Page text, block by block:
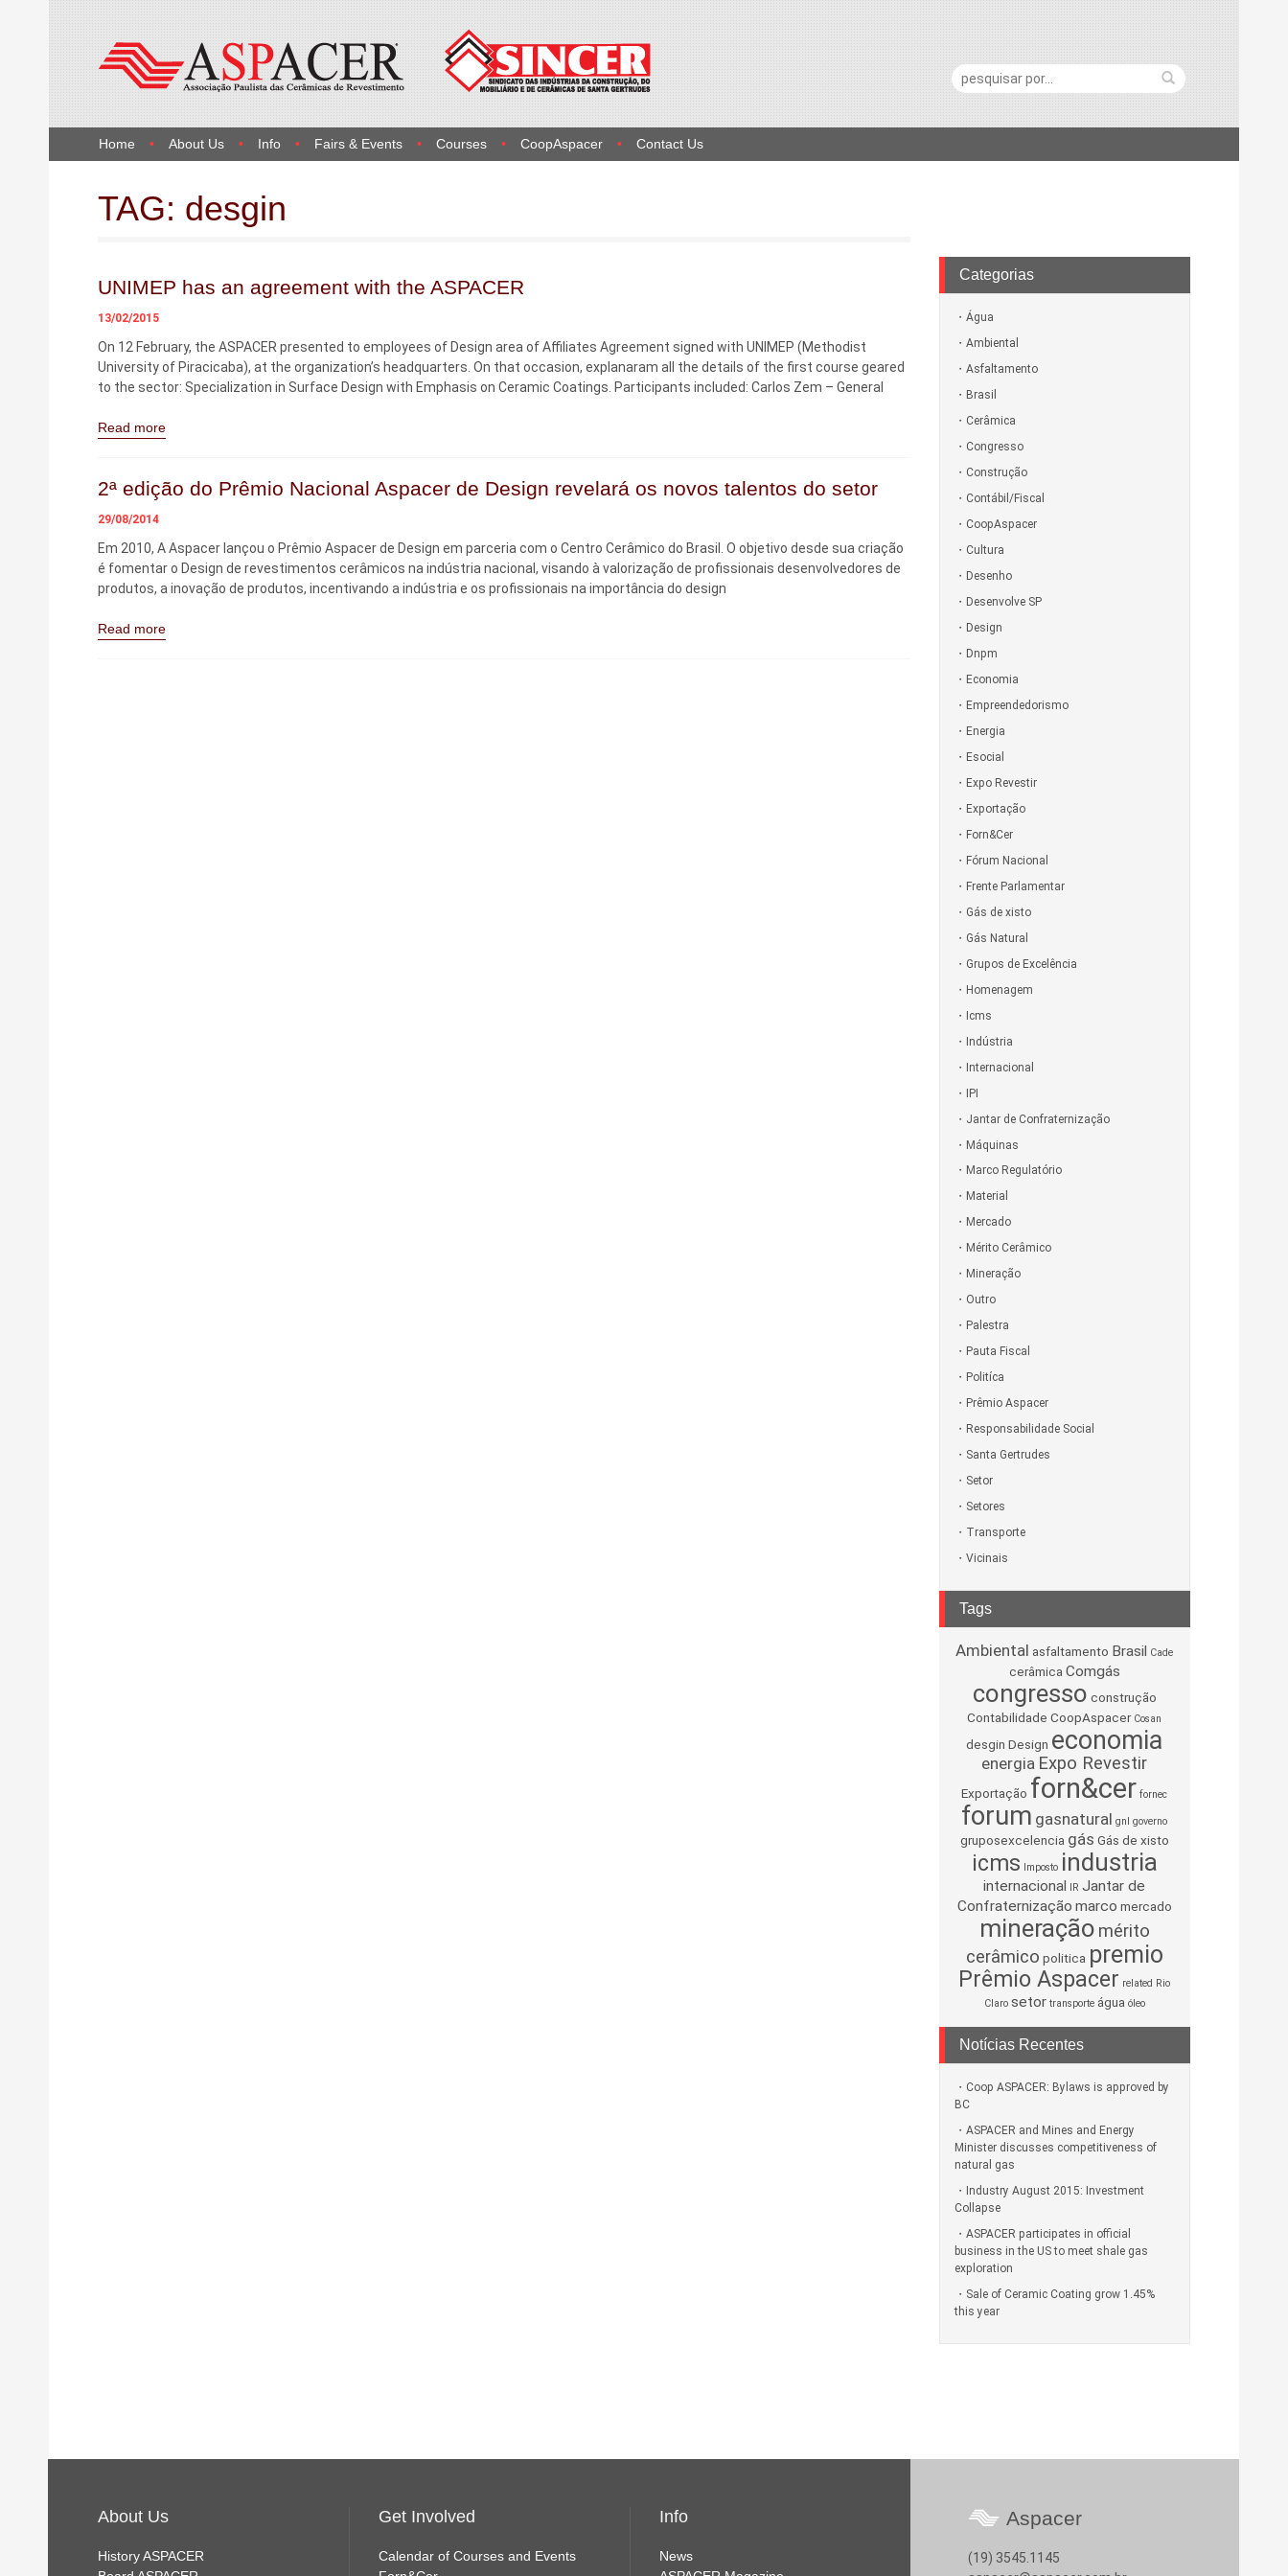
Home About Us Info Fairs & Events Courses CoopAspacer Contact Us
Pesquisa:
TAG: desgin
UNIMEP has an agreement with the ASPACER
13/02/2015
On 12 February, the ASPACER presented to employees of Design area of ​​Affiliates Agreement signed with UNIMEP (Methodist
University of Piracicaba), at the organization’s headquarters. On that occasion, explanaram all the details of the first course geared
to the sector: Specialization in Surface Design with Emphasis on Ceramic Coatings. Participants included: Carlos Zem – General
Read more
2ª edição do Prêmio Nacional Aspacer de Design revelará os novos talentos do setor
29/08/2014
Em 2010, A Aspacer lançou o Prêmio Aspacer de Design em parceria com o Centro Cerâmico do Brasil. O objetivo desde sua criação
é fomentar o Design de revestimentos cerâmicos na indústria nacional, visando à valorização de profissionais desenvolvedores de
produtos, a inovação de produtos, incentivando a indústria e os profissionais na importância do design
Read more
Categorias
Água
Ambiental
Asfaltamento
Brasil
Cerâmica
Congresso
Construção
Contábil/Fiscal
CoopAspacer
Cultura
Desenho
Desenvolve SP
Design
Dnpm
Economia
Empreendedorismo
Energia
Esocial
Expo Revestir
Exportação
Forn&Cer
Fórum Nacional
Frente Parlamentar
Gás de xisto
Gás Natural
Grupos de Excelência
Homenagem
Icms
Indústria
Internacional
IPI
Jantar de Confraternização
Máquinas
Marco Regulatório
Material
Mercado
Mérito Cerâmico
Mineração
Outro
Palestra
Pauta Fiscal
Politíca
Prêmio Aspacer
Responsabilidade Social
Santa Gertrudes
Setor
Setores
Transporte
Vicinais
Tags
Ambiental asfaltamento Brasil Cade
cerâmica Comgás
congresso construção
Contabilidade CoopAspacer Cosan
desgin Design economia
energia Expo Revestir
Exportação forn&cer fornec
forum gasnatural gnl governo
gruposexcelencia gás Gás de xisto
icms Imposto industria
internacional IR Jantar de
Confraternização marco mercado
mineração mérito
cerâmico politica premio
Prêmio Aspacer related Rio
Claro setor transporte água óleo
Notícias Recentes
Coop ASPACER: Bylaws is approved by
BC
ASPACER and Mines and Energy
Minister discusses competitiveness of
natural gas
Industry August 2015: Investment
Collapse
ASPACER participates in official
business in the US to meet shale gas
exploration
Sale of Ceramic Coating grow 1.45%
this year
About Us
History ASPACER
Get Involved
Calendar of Courses and Events
Info
News
Aspacer
(19) 3545.1145